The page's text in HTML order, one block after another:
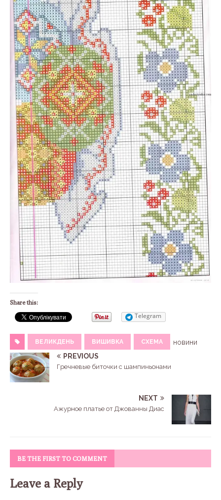
Share this:
Telegram
ВЕЛИКДЕНЬ ВИШИВКА СХЕМА
новини
PREVIOUS
Гречневые биточки с шампиньонами
NEXT
Ажурное платье от Джованны Диас
BE THE FIRST TO COMMENT
Leave a Reply